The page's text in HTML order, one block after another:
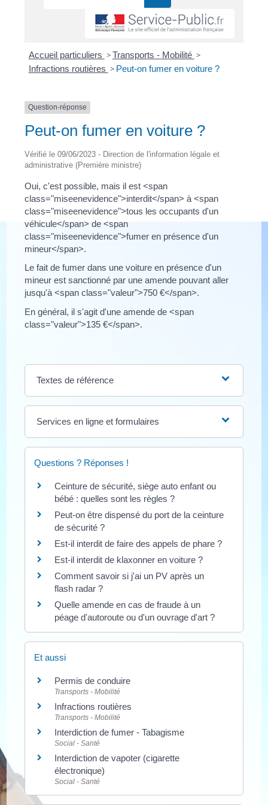
Accueil particuliers >Transports - Mobilité >
Infractions routières > Peut-on fumer en voiture ?
Question-réponse
Peut-on fumer en voiture ?
Vérifié le 09/06/2023 - Direction de l'information légale et
administrative (Première ministre)
Oui, c'est possible, mais il est <span
class="miseenevidence">interdit</span> à <span
class="miseenevidence">tous les occupants d'un
véhicule</span> de <span
class="miseenevidence">fumer en présence d'un
mineur</span>.
Le fait de fumer dans une voiture en présence d'un
mineur est sanctionné par une amende pouvant aller
jusqu'à <span class="valeur">750 €</span>.
En général, il s'agit d'une amende de <span
class="valeur">135 €</span>.
Textes de référence
Services en ligne et formulaires
Questions ? Réponses !
Ceinture de sécurité, siège auto enfant ou
bébé : quelles sont les règles ?
Peut-on être dispensé du port de la ceinture
de sécurité ?
Est-il interdit de faire des appels de phare ?
Est-il interdit de klaxonner en voiture ?
Comment savoir si j'ai un PV après un
flash radar ?
Quelle amende en cas de fraude à un
péage d'autoroute ou d'un ouvrage d'art ?
Et aussi
Permis de conduire
Transports - Mobilité
Infractions routières
Transports - Mobilité
Interdiction de fumer - Tabagisme
Social - Santé
Interdiction de vapoter (cigarette
électronique)
Social - Santé